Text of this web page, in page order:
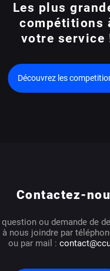
Les plus
compétitions
votre service
Découvrez les
Contactez-
ou demande de
à nous joindre par
ou par mail :